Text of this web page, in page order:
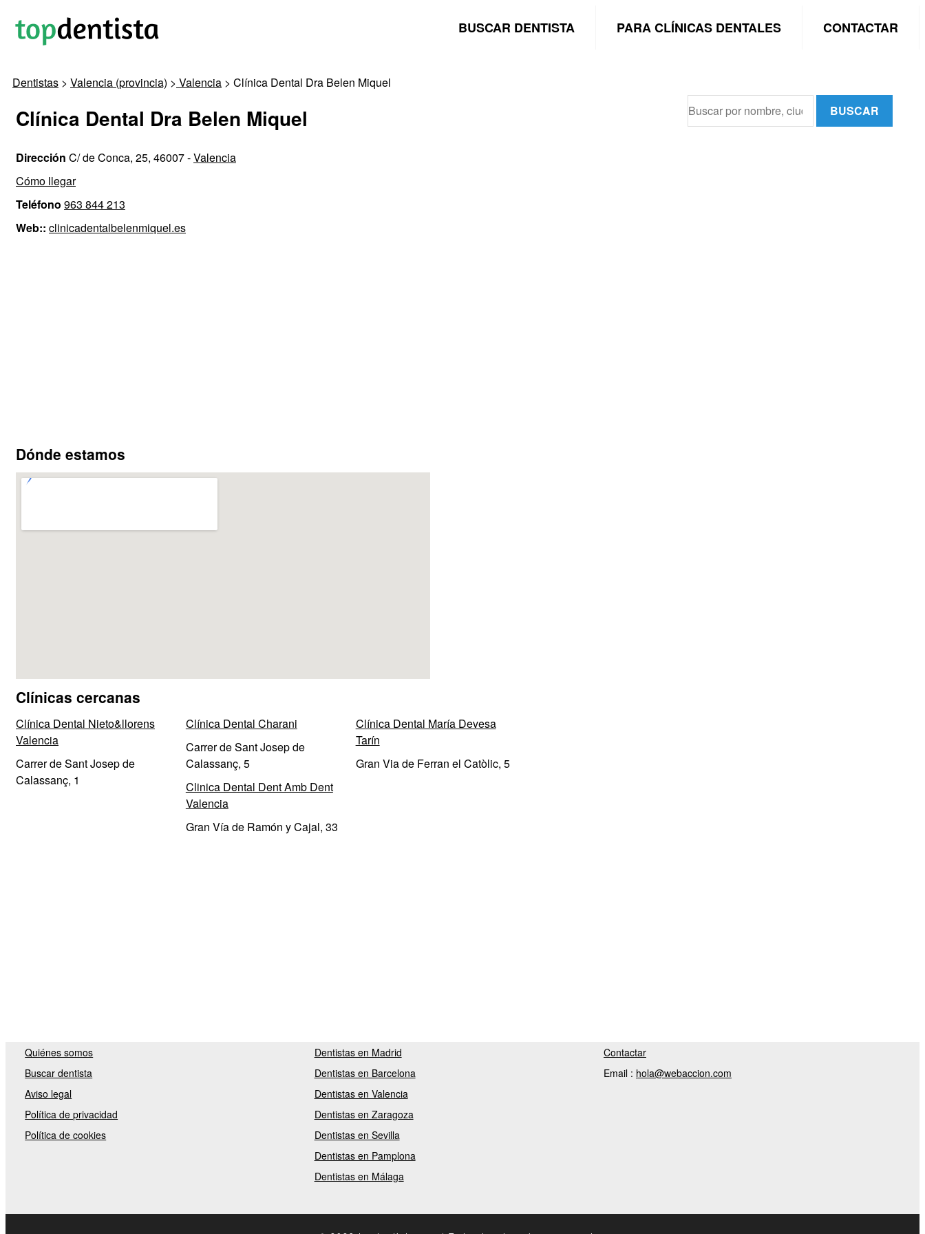
BUSCAR DENTISTA PARA CLÍNICAS DENTALES CONTACTAR
Dentistas > Valencia (provincia) > Valencia > Clínica Dental Dra Belen Miquel
Clínica Dental Dra Belen Miquel
Dirección C/ de Conca, 25, 46007 -Valencia
Cómo llegar
Teléfono 963 844 213
Web:: clinicadentalbelenmiquel.es
Dónde estamos
Clínicas cercanas
Clínica Dental Nieto&llorens
Valencia
Carrer de Sant Josep de
Calassanç, 1
Clínica Dental Charani
Carrer de Sant Josep de
Calassanç, 5
Clínica Dental María Devesa
Tarín
Gran Via de Ferran el Catòlic, 5
Clinica Dental Dent Amb Dent
Valencia
Gran Vía de Ramón y Cajal, 33
BUSCAR
Quiénes somos
Buscar dentista
Aviso legal
Política de privacidad
Política de cookies
Dentistas en Madrid
Dentistas en Barcelona
Dentistas en Valencia
Dentistas en Zaragoza
Dentistas en Sevilla
Dentistas en Pamplona
Dentistas en Málaga
Contactar
Email : hola@webaccion.com